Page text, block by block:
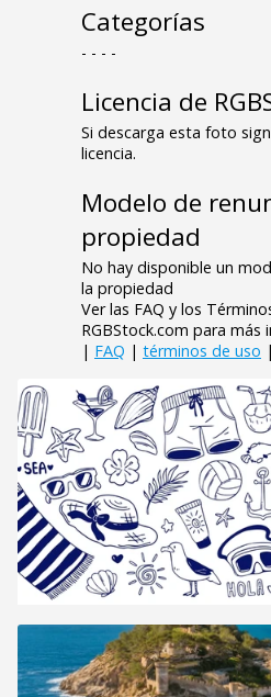
Categorías
- - - -
Licencia de
Si descarga esta foto
licencia.
Modelo de
propiedad
No hay disponible un
la propiedad
Ver las FAQ y los
RGBStock.com para más
| FAQ | términos de uso |